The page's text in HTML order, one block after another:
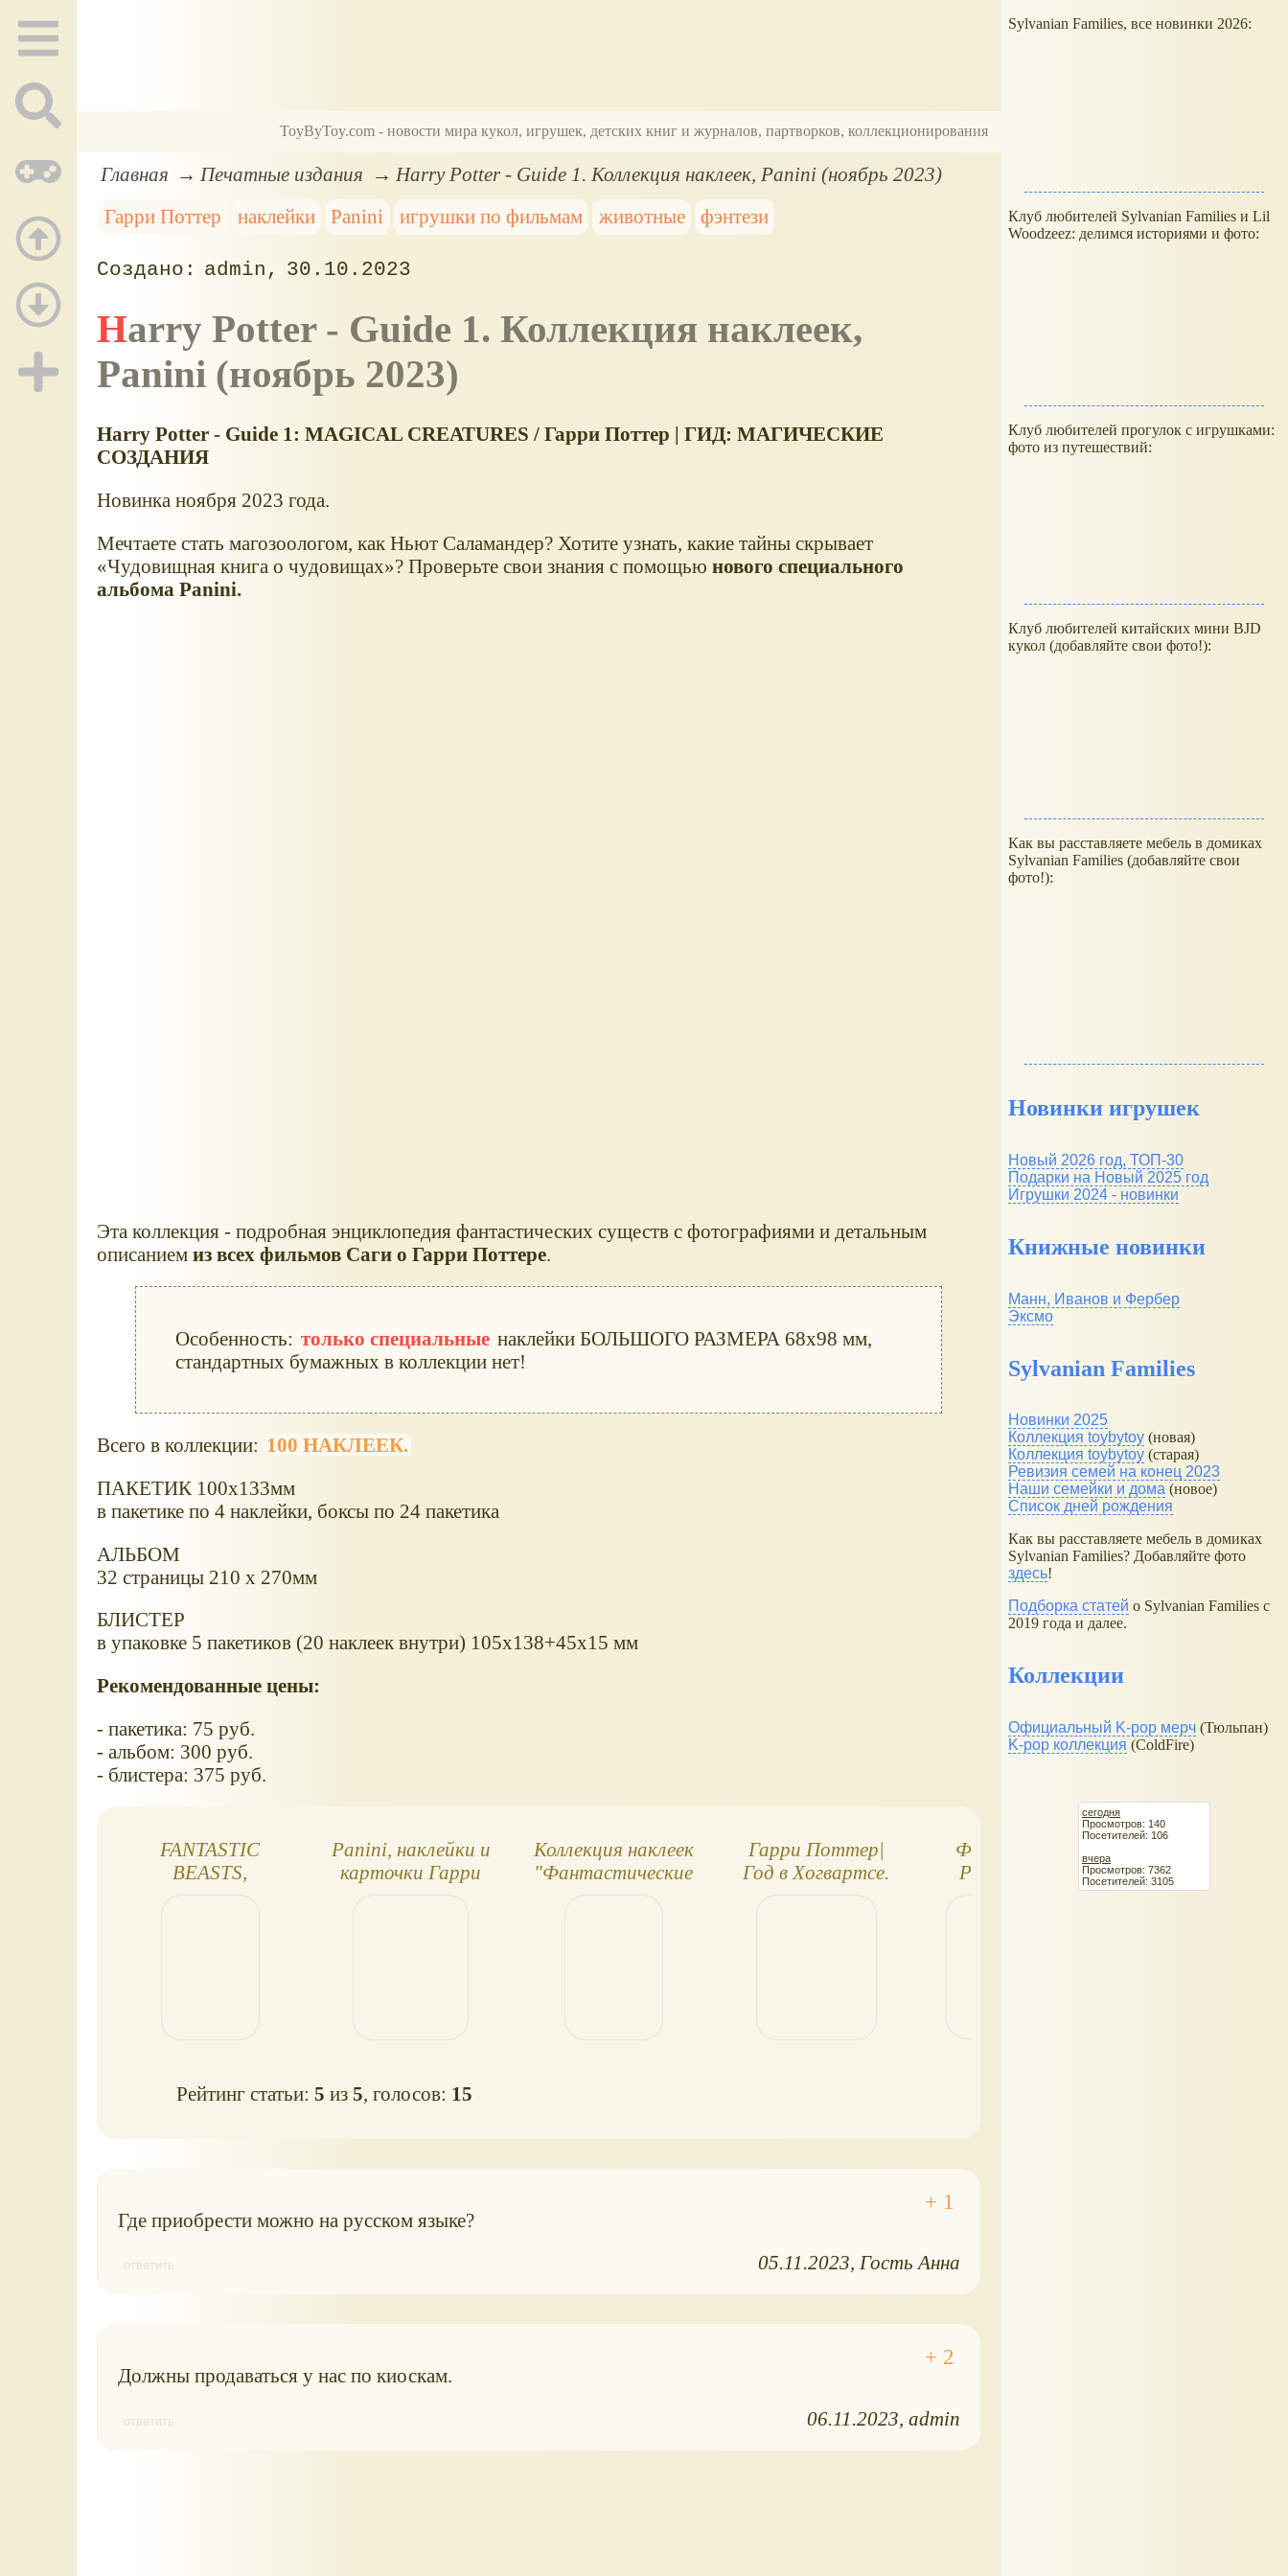
ToyByToy.com - новости мира кукол, игрушек, детских книг и журналов, партворков, коллекционирования
Главная Печатные издания
Harry Potter - Guide 1. Коллекция наклеек, Panini (ноябрь 2023)
Гарри Поттер
наклейки Panini игрушки по фильмам животные фэнтези
admin 30.10.2023
Harry Potter - Guide 1. Коллекция наклеек,
Panini (ноябрь 2023)
Harry Potter - Guide 1: MAGICAL CREATURES / Гарри Поттер | ГИД: МАГИЧЕСКИЕ
СОЗДАНИЯ
Новинка ноября 2023 года.
Мечтаете стать магозоологом, как Ньют Саламандер? Хотите узнать, какие тайны скрывает
Чудовищная книга о чудовищах ? Проверьте свои знания с помощью нового специального
альбома Panini.
Эта коллекция - подробная энциклопедия фантастических существ с фотографиями и детальным
описанием из всех фильмов Саги о Гарри Поттере.
Особенность: только специальные наклейки БОЛЬШОГО РАЗМЕРА 68x98 мм,
стандартных бумажных в коллекции нет!
Всего в коллекции: 100 НАКЛЕЕК.
ПАКЕТИК 100x133мм
в пакетике по 4 наклейки, боксы по 24 пакетика
АЛЬБОМ
32 страницы 210 x 270мм
БЛИСТЕР
в упаковке 5 пакетиков (20 наклеек внутри) 105x138+45x15 мм
Рекомендованные цены:
- пакетика: 75 руб.
- альбом: 300 руб.
- блистера: 375 руб.
FANTASTIC
BEASTS,
Panini, наклейки и
карточки Гарри
Коллекция наклеек
"Фантастические
Гарри Поттер|
Год в Хогвартсе.
Фигурки Harry
Potter Mystery
Cube: собираем
коллекции
Рейтинг статьи:5 из5, голосов: 15
Где приобрести можно на русском языке?
ответить 05.11.2023 Гость Анна
Должны продаваться у нас по киоскам.
ответить 06.11.2023 admin
Sylvanian Families, все новинки 2026:
Клуб любителей Sylvanian Families и Lil
Woodzeez: делимся историями и фото:
Клуб любителей прогулок с игрушками:
фото из путешествий:
Клуб любителей китайских мини BJD
кукол (добавляйте свои фото!):
Как вы расставляете мебель в домиках
Sylvanian Families (добавляйте свои
фото!):
Новинки игрушек
Новый 2026 год, ТОП-30
Подарки на Новый 2025 год
Игрушки 2024 - новинки
Книжные новинки
Манн, Иванов и Фербер
Эксмо
Sylvanian Families
Новинки 2025
Коллекция toybytoy (новая)
Коллекция toybytoy (старая)
Ревизия семей на конец 2023
Наши семейки и дома (новое)
Список дней рождения
Как вы расставляете мебель в домиках
Sylvanian Families? Добавляйте фото
здесь!
Подборка статей о Sylvanian Families с
2019 года и далее.
Коллекции
Официальный K-pop мерч (Тюльпан)
K-pop коллекция (ColdFire)
сегодня
Просмотров: 140
Посетителей: 106
вчера
Просмотров: 7362
Посетителей: 3105